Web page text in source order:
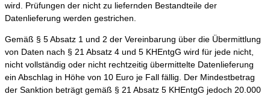
wird. Prüfungen der nicht zu liefernden Bestandteile der
Datenlieferung werden gestrichen.
Gemäß § 5 Absatz 1 und 2 der Vereinbarung über die Übermittlung
von Daten nach § 21 Absatz 4 und 5 KHEntgG wird für jede nicht,
nicht vollständig oder nicht rechtzeitig übermittelte Datenlieferung
ein Abschlag in Höhe von 10 Euro je Fall fällig. Der Mindestbetrag
der Sanktion beträgt gemäß § 21 Absatz 5 KHEntgG jedoch 20.000